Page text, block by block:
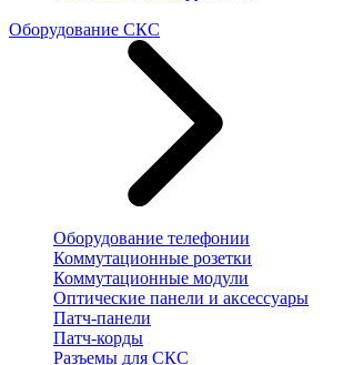
Оборудование СКС
Оборудование телефонии
Коммутационные розетки
Коммутационные модули
Оптические панели и аксессуары
Патч-панели
Патч-корды
Разъемы для СКС